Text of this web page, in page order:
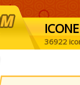
ICONE
36922